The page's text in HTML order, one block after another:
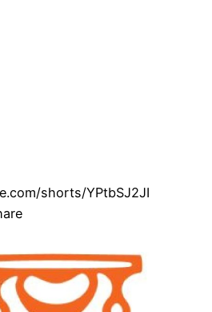
shorts/YPtbSJ2JI